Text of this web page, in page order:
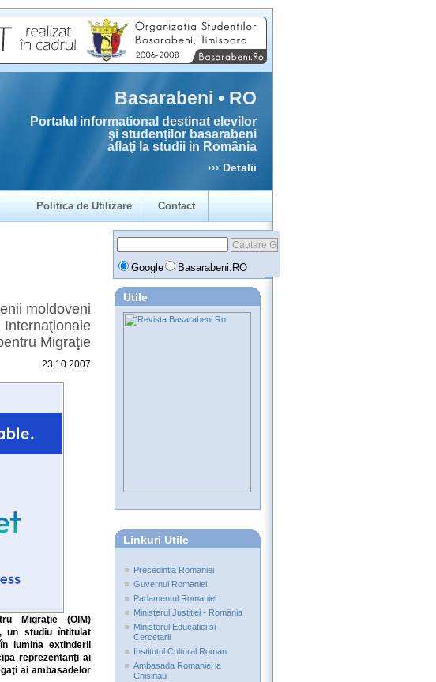
Basarabeni • RO
Portalul informational destinat elevilor
şi studenţilor basarabeni
aflaţi la studii in România
››› Detalii
Politica de Utilizare Contact
Google Basarabeni.RO
moldoveni
Migraţie
23.10.2007
Migraţie (OIM)
un studiu întitulat
lumina extinderii
reprezentanţi ai
ai ambasadelor
Utile
Linkuri Utile
Presedintia Romaniei
Guvernul Romaniei
Parlamentul Romaniei
Ministerul Justitiei - România
Ministerul Educatiei si
Cercetarii
Institutul Cultural Roman
Ambasada Romaniei la
Chisinau